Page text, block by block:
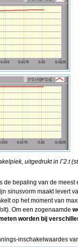
uitgedrukt in Iˆ2.t
de bepaling van de meest
sinusvorm maakt levert
op het moment van
Om een zogenaamde
worden bij
inschakelwaardes